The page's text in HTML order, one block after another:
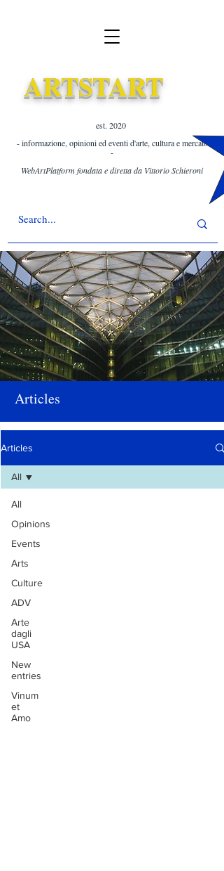
ARTSTART
est. 2020 ​
- informazione, opinioni ed eventi d'arte, cultura e mercato
-
WebArtPlatform fondata e diretta da Vittorio Schieroni
Articles
Articles
All
Opinions
Events
Arts
Culture
ADV
Arte
dagli
USA
New
entries
Vinum
et
Amo
All